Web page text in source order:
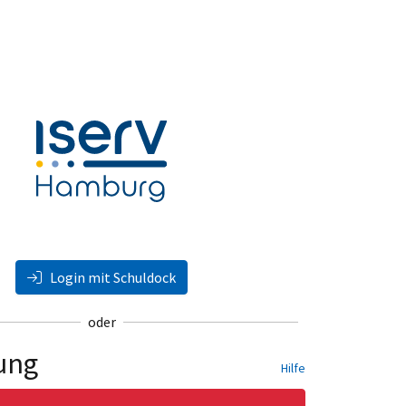
Login mit Schuldock
oder
Hilfe